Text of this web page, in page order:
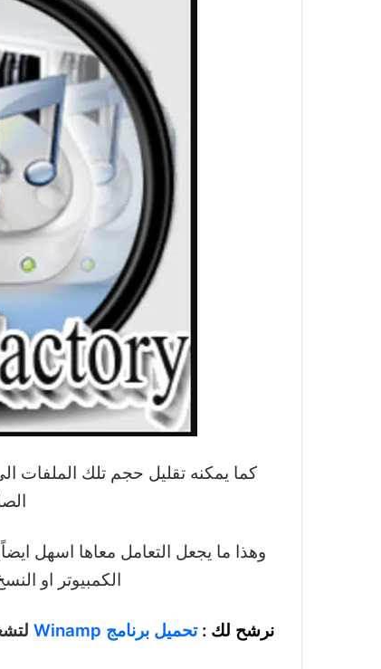
كما يمكنه تقليل حجم تلك الملفات
وهذا ما يجعل التعامل معاها اسهل
الكمبيوتر او
نرشح لك :تحميل برنامج Winamp